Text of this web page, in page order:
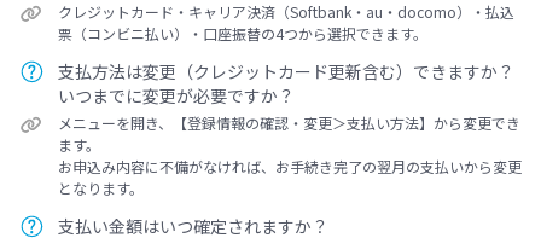
クレジットカード・キャリア決済（Softbank・au・docomo）・払込
票（コンビニ払い）・口座振替の4つから選択できます。
支払方法は変更（クレジットカード更新含む）できますか？
いつまでに変更が必要ですか？
メニューを開き、【登録情報の確認・変更＞支払い方法】から変更でき
ます。
お申込み内容に不備がなければ、お手続き完了の翌月の支払いから変更
となります。
支払い金額はいつ確定されますか？